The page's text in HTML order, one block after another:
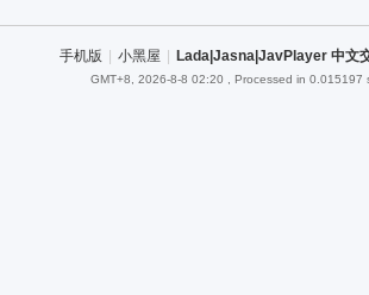
手机版 小黑屋 Lada|Jasna|JavPlayer 中文
GMT+8, 2026-8-8 02:20 , Processed in 0.015197